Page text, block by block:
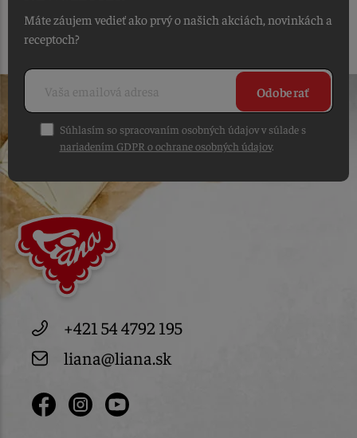
Máte záujem vedieť ako prvý o našich akciách, novinkách a
receptoch?
Odoberať
Súhlasím so spracovaním osobných údajov v súlade s
nariadením GDPR o ochrane osobných údajov.
+421 54 4792 195
liana@liana.sk